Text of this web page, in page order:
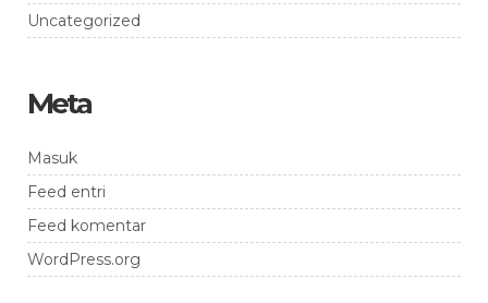
Uncategorized
Meta
Masuk
Feed entri
Feed komentar
WordPress.org